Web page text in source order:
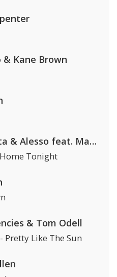
Kane Brown
David Guetta & Alesso feat. Madison Love
Tonight
& Tom Odell
Pretty Like The Sun